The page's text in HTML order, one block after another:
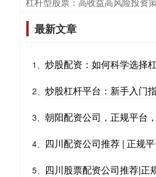
最新文章
1、 炒股配资：如何科学选择
2、 炒股杠杆平台：新手入门
3、 朝阳配资公司，正规平台
4、 四川配资公司推荐 | 正规
5、 四川股票配资公司推荐|正